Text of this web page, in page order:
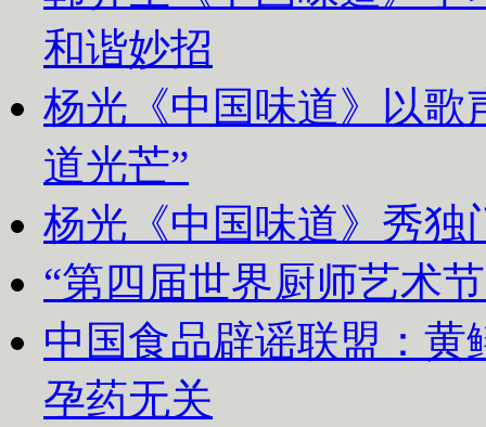
和谐妙招
杨光《中国味道》以歌
道光芒”
杨光《中国味道》秀独
“第四届世界厨师艺术
中国食品辟谣联盟：
孕药无关